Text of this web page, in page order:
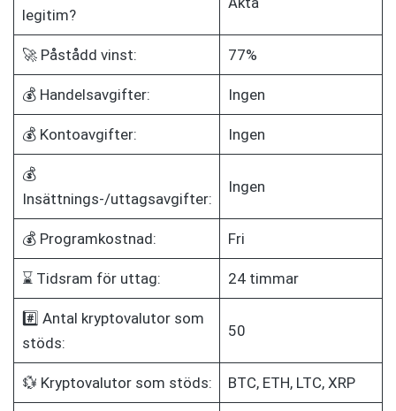
legitim?
🚀 Påstådd vinst: 77%
💰 Handelsavgifter: Ingen
💰 Kontoavgifter: Ingen
💰
Insättnings-/uttagsavgifter:
Ingen
💰 Programkostnad: Fri
⌛ Tidsram för uttag: 24 timmar
#️⃣ Antal kryptovalutor som
stöds:
50
💱 Kryptovalutor som stöds: BTC, ETH, LTC, XRP